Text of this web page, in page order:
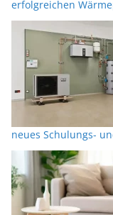
erfolgreichen
neues Schulungs-